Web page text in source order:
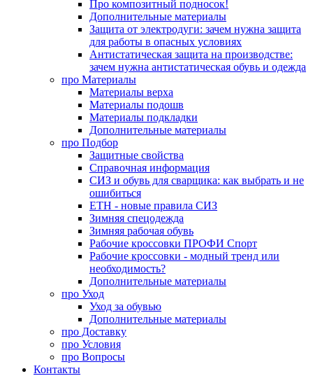
Про композитный подносок!
Дополнительные материалы
Защита от электродуги: зачем нужна защита
для работы в опасных условиях
Антистатическая защита на производстве:
зачем нужна антистатическая обувь и одежда
про Материалы
Материалы верха
Материалы подошв
Материалы подкладки
Дополнительные материалы
про Подбор
Защитные свойства
Справочная информация
СИЗ и обувь для сварщика: как выбрать и не
ошибиться
ЕТН - новые правила СИЗ
Зимняя спецодежда
Зимняя рабочая обувь
Рабочие кроссовки ПРОФИ Спорт
Рабочие кроссовки - модный тренд или
необходимость?
Дополнительные материалы
про Уход
Уход за обувью
Дополнительные материалы
про Доставку
про Условия
про Вопросы
Контакты